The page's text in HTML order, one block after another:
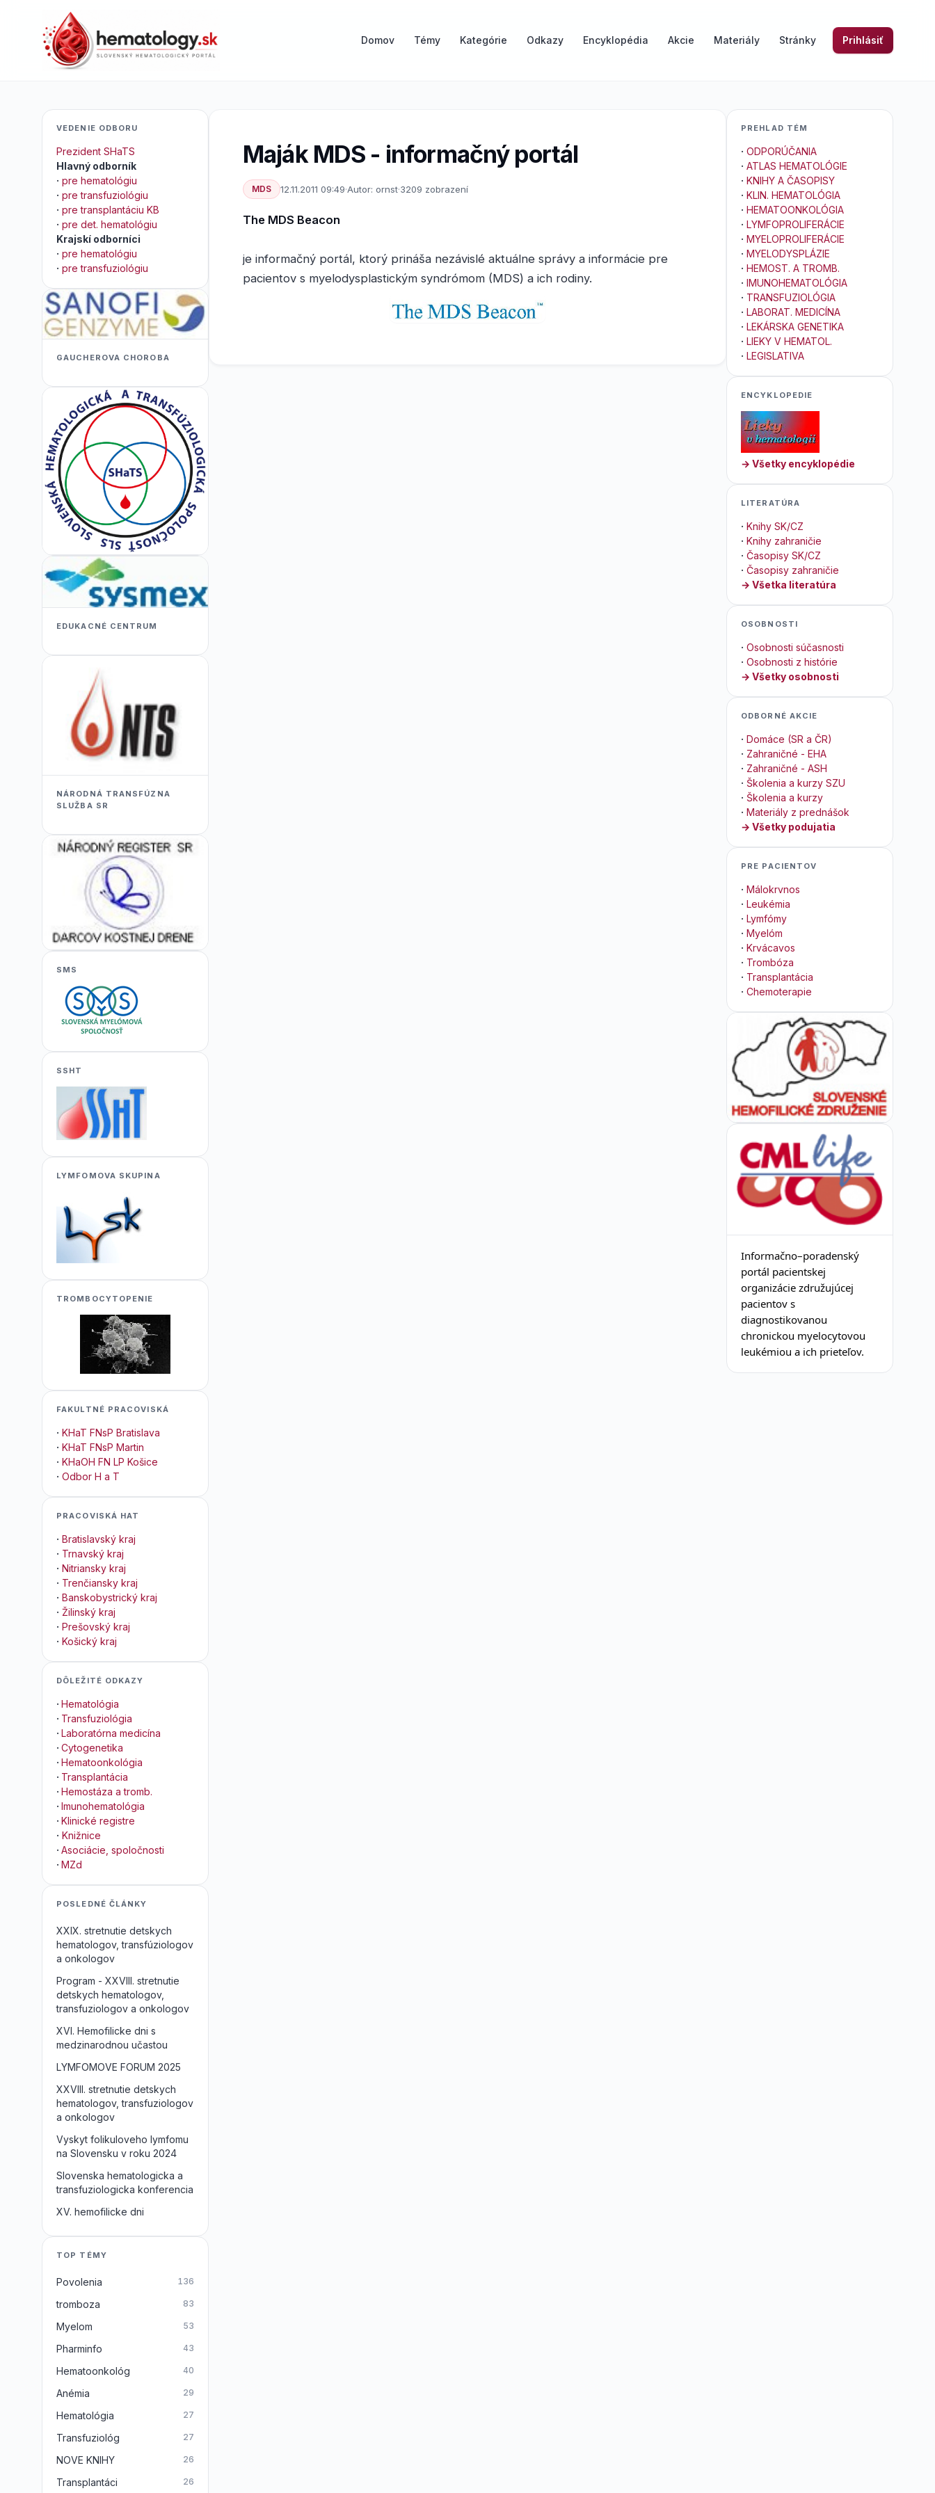
Domov Témy Kategórie Odkazy Encyklopédia Akcie Materiály Stránky Prihlásiť
Maják MDS - informačný portál
MDS 12.11.2011 09:49·Autor: ornst·3209 zobrazení
The MDS Beacon
je informačný portál, ktorý prináša nezávislé aktuálne správy a informácie pre
pacientov s myelodysplastickým syndrómom (MDS) a ich rodiny.
VEDENIE ODBORU
Prezident SHaTS
Hlavný odborník
· pre hematológiu
· pre transfuziológiu
· pre transplantáciu KB
· pre det. hematológiu
Krajskí odborníci
· pre hematológiu
· pre transfuziológiu
GAUCHEROVA CHOROBA
EDUKACNÉ CENTRUM
NÁRODNÁ TRANSFÚZNA
SLUŽBA SR
SMS
SSHT
LYMFOMOVA SKUPINA
TROMBOCYTOPENIE
FAKULTNÉ PRACOVISKÁ
· KHaT FNsP Bratislava
· KHaT FNsP Martin
· KHaOH FN LP Košice
· Odbor H a T
PRACOVISKÁ HAT
· Bratislavský kraj
· Trnavský kraj
· Nitriansky kraj
· Trenčiansky kraj
· Banskobystrický kraj
· Žilinský kraj
· Prešovský kraj
· Košický kraj
DÔLEŽITÉ ODKAZY
· Hematológia
· Transfuziológia
· Laboratórna medicína
· Cytogenetika
· Hematoonkológia
· Transplantácia
· Hemostáza a tromb.
· Imunohematológia
· Klinické registre
· Knižnice
· Asociácie, spoločnosti
· MZd
POSLEDNÉ ČLÁNKY
XXIX. stretnutie detskych
hematologov, transfúziologov
a onkologov
Program - XXVIII. stretnutie
detskych hematologov,
transfuziologov a onkologov
XVI. Hemofilicke dni s
medzinarodnou učastou
LYMFOMOVE FORUM 2025
XXVIII. stretnutie detskych
hematologov, transfuziologov
a onkologov
Vyskyt folikuloveho lymfomu
na Slovensku v roku 2024
Slovenska hematologicka a
transfuziologicka konferencia
XV. hemofilicke dni
TOP TÉMY
Povolenia 136
tromboza 83
Myelom 53
Pharminfo 43
Hematoonkológ 40
Anémia 29
Hematológia 27
Transfuziológ 27
NOVE KNIHY 26
Transplantáci 26
PREHLAD TÉM
· ODPORÚČANIA
· ATLAS HEMATOLÓGIE
· KNIHY A ČASOPISY
· KLIN. HEMATOLÓGIA
· HEMATOONKOLÓGIA
· LYMFOPROLIFERÁCIE
· MYELOPROLIFERÁCIE
· MYELODYSPLÁZIE
· HEMOST. A TROMB.
· IMUNOHEMATOLÓGIA
· TRANSFUZIOLÓGIA
· LABORAT. MEDICÍNA
· LEKÁRSKA GENETIKA
· LIEKY V HEMATOL.
· LEGISLATIVA
ENCYKLOPEDIE
→ Všetky encyklopédie
LITERATÚRA
· Knihy SK/CZ
· Knihy zahraničie
· Časopisy SK/CZ
· Časopisy zahraničie
→ Všetka literatúra
OSOBNOSTI
· Osobnosti súčasnosti
· Osobnosti z histórie
→ Všetky osobnosti
ODBORNÉ AKCIE
· Domáce (SR a ČR)
· Zahraničné - EHA
· Zahraničné - ASH
· Školenia a kurzy SZU
· Školenia a kurzy
· Materiály z prednášok
→ Všetky podujatia
PRE PACIENTOV
· Málokrvnos
· Leukémia
· Lymfómy
· Myelóm
· Krvácavos
· Trombóza
· Transplantácia
· Chemoterapie
Informačno–poradenský
portál pacientskej
organizácie združujúcej
pacientov s
diagnostikovanou
chronickou myelocytovou
leukémiou a ich prieteľov.